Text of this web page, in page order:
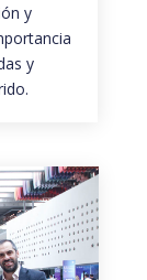
y
y